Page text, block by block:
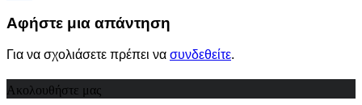
Αφήστε μια απάντηση
Για να σχολιάσετε πρέπει να συνδεθείτε.
Ακολουθήστε μας